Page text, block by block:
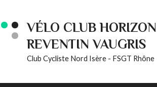
VÉLO CLUB
REVENTIN VAUGRIS
Club Cycliste Nord Isère - FSGT Rhône